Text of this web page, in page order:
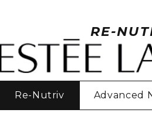
RE-
Re-Nutriv Advanced